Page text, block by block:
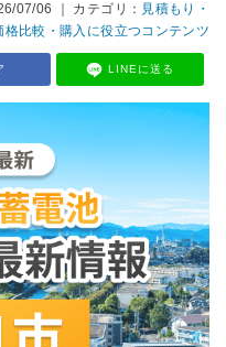
07/06 ｜ カテゴリ： 見積もり・
格比較・購入に役立つコンテンツ
LINEに送る